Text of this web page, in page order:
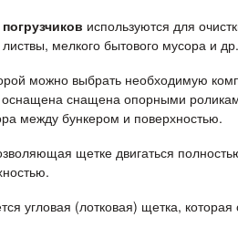
используются для
мелкого бытового мусора и др.
можно выбрать необходимую
снащена опорными
между бункером и поверхностью.
щетке двигаться
угловая (лотковая) щетка, которая